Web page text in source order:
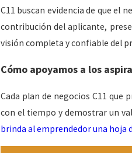
C11 buscan evidencia de que el
contribución del aplicante,
visión completa y confiable del
Cómo apoyamos a los
Cada plan de negocios C11
con el tiempo y demostrar un
brinda al emprendedor una hoja